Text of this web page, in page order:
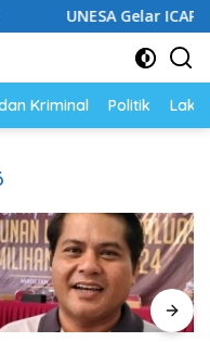
UNESA Gelar
Kriminal Politik